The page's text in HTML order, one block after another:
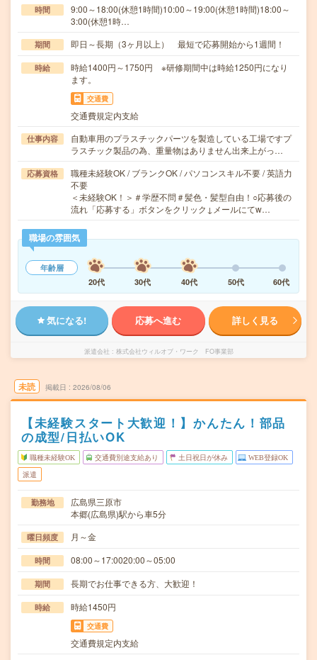
時間
9:00～18:00(休憩1時間)10:00～19:00(休憩1時間)18:00～
3:00(休憩1時…
期間 即日～長期（3ヶ月以上） 最短で応募開始から1週間！
時給
時給1400円～1750円 ※研修期間中は時給1250円になり
ます。
交通費
交通費規定内支給
仕事内容
自動車用のプラスチックパーツを製造している工場ですプ
ラスチック製品の為、重量物はありません出来上がっ…
応募資格
職種未経験OK / ブランクOK / パソコンスキル不要 / 英語力
不要
＜未経験OK！＞＃学歴不問＃髪色・髪型自由！○応募後の
流れ「応募する」ボタンをクリック↓メールにてw…
職場の雰囲気
年齢層
20代
30代 40代 50代 60代
気になる! 応募へ進む 詳しく見る
派遣会社 株式会社ウィルオブ・ワーク FO事業部
未読 掲載日 2026/08/06
【未経験スタート大歓迎！】かんたん！部品
の成型/日払いOK
職種未経験OK 交通費別途支給あり 土日祝日が休み WEB登録OK
派遣
勤務地
広島県三原市
本郷(広島県)駅から車5分
曜日頻度 月～金
時間 08:00～17:0020:00～05:00
期間 長期でお仕事できる方、大歓迎！
時給 時給1450円
交通費
交通費規定内支給